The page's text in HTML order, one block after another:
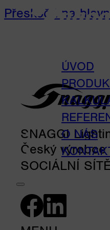
Přeskočit na
ÚVOD
O NÁS
SNAGGI
Český
SOCIÁLNÍ